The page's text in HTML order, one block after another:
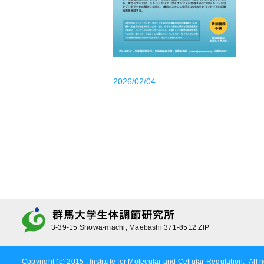
2026/02/04
3-39-15 Showa-machi, Maebashi 371-8512 ZIP
Copyright (c) 2015 , Institute for Molecular and Cellular Regulation. All